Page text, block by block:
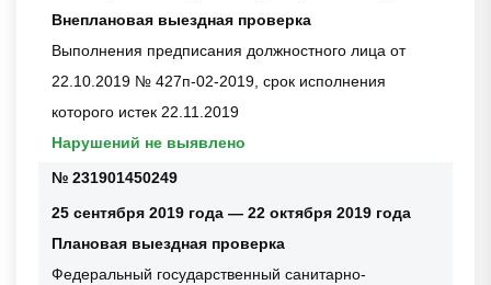
Внеплановая выездная проверка
Выполнения предписания должностного лица от
22.10.2019 № 427п-02-2019, срок исполнения
которого истек 22.11.2019
Нарушений не выявлено
№ 231901450249
25 сентября 2019 года — 22 октября 2019 года
Плановая выездная проверка
Федеральный государственный санитарно-